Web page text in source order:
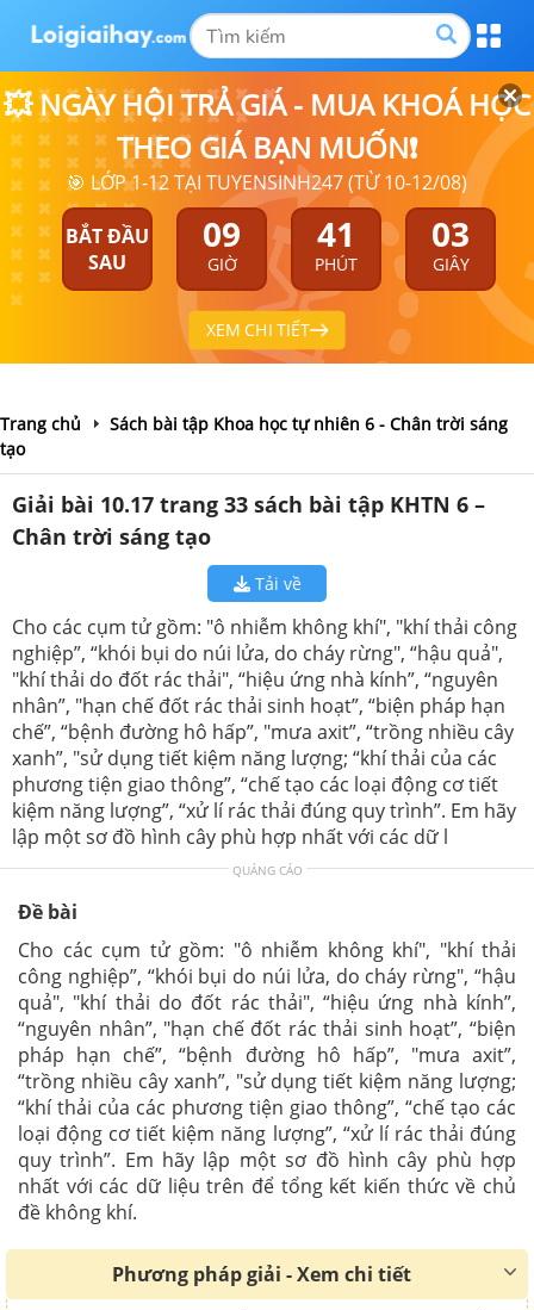
💥 NGÀY HỘI TRẢ GIÁ - MUA KHOÁ HỌC
THEO GIÁ BẠN MUỐN❗
🎯 LỚP 1-12 TẠI TUYENSINH247 (TỪ 10-12/08)
BẮT ĐẦU
SAU
09
GIỜ
41
PHÚT
03
GIÂY
XEM CHI TIẾT
Trang chủ
Sách bài tập Khoa học tự nhiên 6 - Chân trời sáng
tạo
Giải bài 10.17 trang 33 sách bài tập KHTN 6 –
Chân trời sáng tạo
Tải về
Cho các cụm tử gồm: "ô nhiễm không khí", "khí thải công
nghiệp”, “khói bụi do núi lửa, do cháy rừng", “hậu quả",
"khí thải do đốt rác thải", “hiệu ứng nhà kính”, “nguyên
nhân”, "hạn chế đốt rác thải sinh hoạt”, “biện pháp hạn
chế”, “bệnh đường hô hấp”, "mưa axit”, “trồng nhiều cây
xanh”, "sử dụng tiết kiệm năng lượng; “khí thải của các
phương tiện giao thông”, “chế tạo các loại động cơ tiết
kiệm năng lượng”, “xử lí rác thải đúng quy trình”. Em hãy
lập một sơ đồ hình cây phù hợp nhất với các dữ l
QUẢNG CÁO
Đề bài
Cho các cụm tử gồm: "ô nhiễm không khí", "khí thải
công nghiệp”, “khói bụi do núi lửa, do cháy rừng", “hậu
quả", "khí thải do đốt rác thải", “hiệu ứng nhà kính”,
“nguyên nhân”, "hạn chế đốt rác thải sinh hoạt”, “biện
pháp hạn chế”, “bệnh đường hô hấp”, "mưa axit”,
“trồng nhiều cây xanh”, "sử dụng tiết kiệm năng lượng;
“khí thải của các phương tiện giao thông”, “chế tạo các
loại động cơ tiết kiệm năng lượng”, “xử lí rác thải đúng
quy trình”. Em hãy lập một sơ đồ hình cây phù hợp
nhất với các dữ liệu trên để tổng kết kiến thức về chủ
đề không khí.
Phương pháp giải - Xem chi tiết